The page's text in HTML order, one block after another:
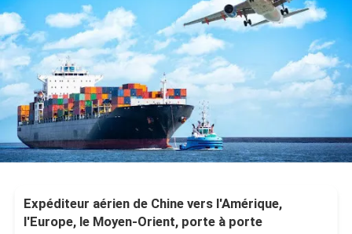
Expéditeur aérien de Chine vers l'Amérique,
l'Europe, le Moyen-Orient, porte à porte